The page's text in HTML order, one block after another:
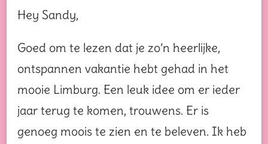
Hey Sandy,
Goed om te lezen dat je zo’n heerlijke,
ontspannen vakantie hebt gehad in het
mooie Limburg. Een leuk idee om er ieder
jaar terug te komen, trouwens. Er is
genoeg moois te zien en te beleven. Ik heb